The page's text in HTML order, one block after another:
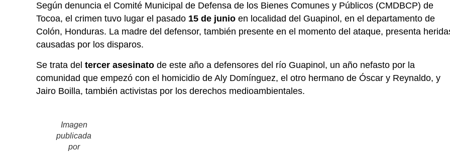
Según denuncia el Comité Municipal de Defensa de los Bienes Comunes y Públicos (CMDBCP) de
Tocoa, el crimen tuvo lugar el pasado 15 de junio en localidad del Guapinol, en el departamento de
Colón, Honduras. La madre del defensor, también presente en el momento del ataque, presenta
causadas por los disparos.
Se trata del tercer asesinato de este año a defensores del río Guapinol, un año nefasto por la
comunidad que empezó con el homicidio de Aly Domínguez, el otro hermano de Óscar y Reynaldo, y
Jairo Boilla, también activistas por los derechos medioambientales.
Imagen
publicada
por